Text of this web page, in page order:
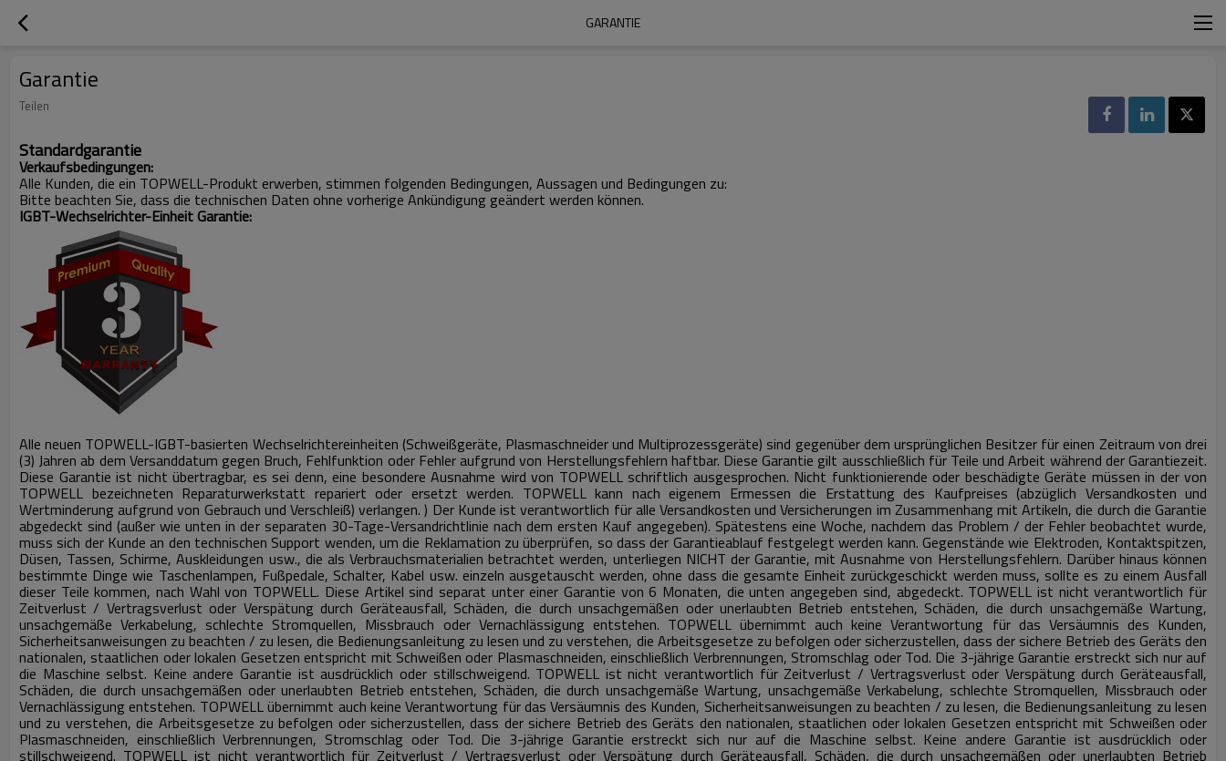
GARANTIE
Garantie
Teilen
Standardgarantie
Verkaufsbedingungen:
Alle Kunden, die ein TOPWELL-Produkt erwerben, stimmen folgenden Bedingungen, Aussagen und Bedingungen zu:
Bitte beachten Sie, dass die technischen Daten ohne vorherige Ankündigung geändert werden können.
IGBT-Wechselrichter-Einheit Garantie:
Alle neuen TOPWELL-IGBT-basierten Wechselrichtereinheiten (Schweißgeräte, Plasmaschneider und Multiprozessgeräte) sind gegenüber dem ursprünglichen Besitzer für einen Zeitraum von drei
(3) Jahren ab dem Versanddatum gegen Bruch, Fehlfunktion oder Fehler aufgrund von Herstellungsfehlern haftbar. Diese Garantie gilt ausschließlich für Teile und Arbeit während der Garantiezeit.
Diese Garantie ist nicht übertragbar, es sei denn, eine besondere Ausnahme wird von TOPWELL schriftlich ausgesprochen. Nicht funktionierende oder beschädigte Geräte müssen in der von
TOPWELL bezeichneten Reparaturwerkstatt repariert oder ersetzt werden. TOPWELL kann nach eigenem Ermessen die Erstattung des Kaufpreises (abzüglich Versandkosten und
Wertminderung aufgrund von Gebrauch und Verschleiß) verlangen.) Der Kunde ist verantwortlich für alle Versandkosten und Versicherungen im Zusammenhang mit Artikeln, die durch die Garantie
abgedeckt sind (außer wie unten in der separaten 30-Tage-Versandrichtlinie nach dem ersten Kauf angegeben). Spätestens eine Woche, nachdem das Problem / der Fehler beobachtet wurde,
muss sich der Kunde an den technischen Support wenden, um die Reklamation zu überprüfen, so dass der Garantieablauf festgelegt werden kann. Gegenstände wie Elektroden, Kontaktspitzen,
Düsen, Tassen, Schirme, Auskleidungen usw., die als Verbrauchsmaterialien betrachtet werden, unterliegen NICHT der Garantie, mit Ausnahme von Herstellungsfehlern. Darüber hinaus können
bestimmte Dinge wie Taschenlampen, Fußpedale, Schalter, Kabel usw. einzeln ausgetauscht werden, ohne dass die gesamte Einheit zurückgeschickt werden muss, sollte es zu einem Ausfall
dieser Teile kommen, nach Wahl von TOPWELL. Diese Artikel sind separat unter einer Garantie von 6 Monaten, die unten angegeben sind, abgedeckt. TOPWELL ist nicht verantwortlich für
Zeitverlust / Vertragsverlust oder Verspätung durch Geräteausfall, Schäden, die durch unsachgemäßen oder unerlaubten Betrieb entstehen, Schäden, die durch unsachgemäße Wartung,
unsachgemäße Verkabelung, schlechte Stromquellen, Missbrauch oder Vernachlässigung entstehen. TOPWELL übernimmt auch keine Verantwortung für das Versäumnis des Kunden,
Sicherheitsanweisungen zu beachten / zu lesen, die Bedienungsanleitung zu lesen und zu verstehen, die Arbeitsgesetze zu befolgen oder sicherzustellen, dass der sichere Betrieb des Geräts den
nationalen, staatlichen oder lokalen Gesetzen entspricht mit Schweißen oder Plasmaschneiden, einschließlich Verbrennungen, Stromschlag oder Tod. Die 3-jährige Garantie erstreckt sich nur auf
die Maschine selbst. Keine andere Garantie ist ausdrücklich oder stillschweigend. TOPWELL ist nicht verantwortlich für Zeitverlust / Vertragsverlust oder Verspätung durch Geräteausfall,
Schäden, die durch unsachgemäßen oder unerlaubten Betrieb entstehen, Schäden, die durch unsachgemäße Wartung, unsachgemäße Verkabelung, schlechte Stromquellen, Missbrauch oder
Vernachlässigung entstehen. TOPWELL übernimmt auch keine Verantwortung für das Versäumnis des Kunden, Sicherheitsanweisungen zu beachten / zu lesen, die Bedienungsanleitung zu lesen
und zu verstehen, die Arbeitsgesetze zu befolgen oder sicherzustellen, dass der sichere Betrieb des Geräts den nationalen, staatlichen oder lokalen Gesetzen entspricht mit Schweißen oder
Plasmaschneiden, einschließlich Verbrennungen, Stromschlag oder Tod. Die 3-jährige Garantie erstreckt sich nur auf die Maschine selbst. Keine andere Garantie ist ausdrücklich oder
stillschweigend. TOPWELL ist nicht verantwortlich für Zeitverlust / Vertragsverlust oder Verspätung durch Geräteausfall, Schäden, die durch unsachgemäßen oder unerlaubten Betrieb